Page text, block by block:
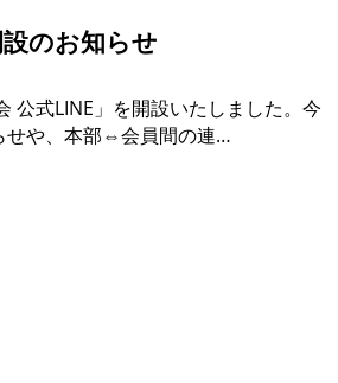
のお知らせ
公式LINE」を開設いたしました。今
せや、本部⇔会員間の連…